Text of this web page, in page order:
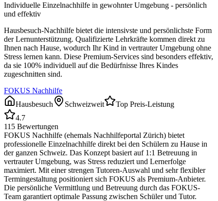
Individuelle Einzelnachhilfe in gewohnter Umgebung - persönlich
und effektiv
Hausbesuch-Nachhilfe bietet die intensivste und persönlichste Form
der Lernunterstützung. Qualifizierte Lehrkräfte kommen direkt zu
Ihnen nach Hause, wodurch Ihr Kind in vertrauter Umgebung ohne
Stress lernen kann. Diese Premium-Services sind besonders effektiv,
da sie 100% individuell auf die Bedürfnisse Ihres Kindes
zugeschnitten sind.
FOKUS Nachhilfe
Hausbesuch
Schweizweit
Top Preis-Leistung
4.7
115 Bewertungen
FOKUS Nachhilfe (ehemals Nachhilfeportal Zürich) bietet
professionelle Einzelnachhilfe direkt bei den Schülern zu Hause in
der ganzen Schweiz. Das Konzept basiert auf 1:1 Betreuung in
vertrauter Umgebung, was Stress reduziert und Lernerfolge
maximiert. Mit einer strengen Tutoren-Auswahl und sehr flexibler
Termingestaltung positioniert sich FOKUS als Premium-Anbieter.
Die persönliche Vermittlung und Betreuung durch das FOKUS-
Team garantiert optimale Passung zwischen Schüler und Tutor.